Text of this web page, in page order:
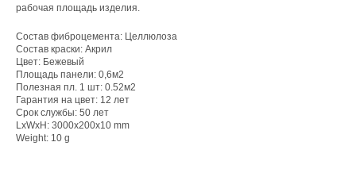
рабочая площадь изделия.
Состав фиброцемента: Целлюлоза
Состав краски: Акрил
Цвет: Бежевый
Площадь панели: 0,6м2
Полезная пл. 1 шт: 0.52м2
Гарантия на цвет: 12 лет
Срок службы: 50 лет
LxWxH: 3000x200x10 mm
Weight: 10 g